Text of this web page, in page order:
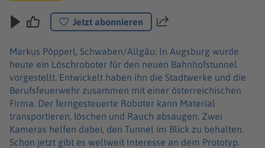
Jetzt abonnieren Teilen
Markus Pöpperl, Schwaben/Allgäu: In Augsburg wurde
heute ein Löschroboter für den neuen Bahnhofstunnel
vorgestellt. Entwickelt haben ihn die Stadtwerke und die
Berufsfeuerwehr zusammen mit einer österreichischen
Firma. Der ferngesteuerte Roboter kann Material
transportieren, löschen und Rauch absaugen. Zwei
Kameras helfen dabei, den Tunnel im Blick zu behalten.
Schon jetzt gibt es weltweit Interesse an dem Prototyp.